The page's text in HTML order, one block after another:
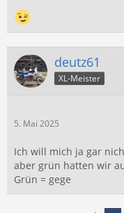
deutz61
XL-Meister
5. Mai 2025
Ich will mich ja gar
aber grün hatten wir
Grün = gege